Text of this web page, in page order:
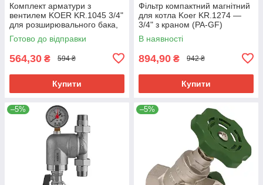
Комплект арматури з
вентилем KOER KR.1045 3/4"
для розширювального бака,
латунь, нікель (KR3112)
Готово до відправки
564,30 ₴ 594 ₴
Купити
Фільтр компактний магнітний
для котла Koer KR.1274 —
3/4" з краном (PA-GF)
(KR5679)
В наявності
894,90 ₴ 942 ₴
Купити
–5% –5%